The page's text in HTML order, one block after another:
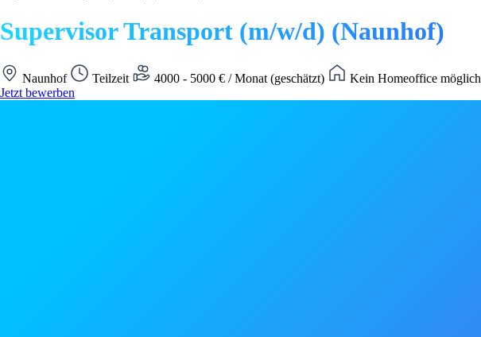
Supervisor Transport (m/w/d) (Naunhof)
Naunhof Teilzeit 4000 - 5000 € / Monat (geschätzt)
Kein Homeoffice möglich
Jetzt bewerben